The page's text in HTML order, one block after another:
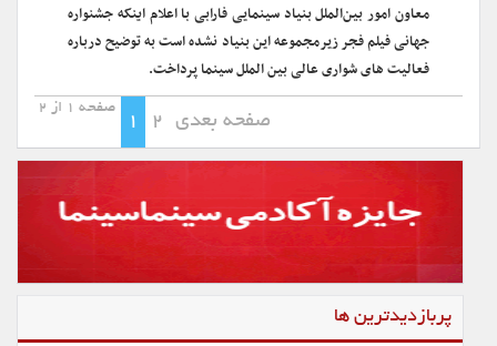
معاون امور بین‌الملل بنیاد سینمایی فارابی با اعلام اینکه جشنواره
جهانی فیلم فجر زیرمجموعه این بنیاد نشده است به توضیح درباره
فعالیت های شواری عالی بین الملل سینما پرداخت.
صفحه 1 از 2
1 2 صفحه بعدی
پربازدیدترین ها